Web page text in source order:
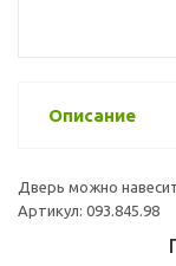
Описание
Дверь можно
Артикул: 093.845.98